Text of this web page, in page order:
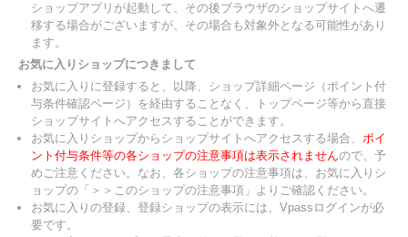
ショップアプリが起動して、その後ブラウザのショップサイトへ遷
移する場合がございますが、その場合も対象外となる可能性があり
ます。
お気に入りショップにつきまして
お気に入りに登録すると、以降、ショップ詳細ページ（ポイント付
与条件確認ページ）を経由することなく、トップページ等から直接
ショップサイトへアクセスすることができます。
お気に入りショップからショップサイトへアクセスする場合、 ポイ
ント付与条件等の各ショップの注意事項は表示されませんので、予
めご注意ください。なお、各ショップの注意事項は、お気に入りシ
ョップの「＞＞このショップの注意事項」よりご確認ください。
お気に入りの登録、登録ショップの表示には、Vpassログインが必
要です。